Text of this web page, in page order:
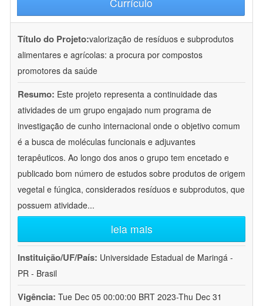
Título do Projeto:valorização de resíduos e subprodutos
alimentares e agrícolas: a procura por compostos
promotores da saúde
Resumo: Este projeto representa a continuidade das
atividades de um grupo engajado num programa de
investigação de cunho internacional onde o objetivo comum
é a busca de moléculas funcionais e adjuvantes
terapêuticos. Ao longo dos anos o grupo tem encetado e
publicado bom número de estudos sobre produtos de origem
vegetal e fúngica, considerados resíduos e subprodutos, que
possuem atividade...
leia mais
Instituição/UF/País: Universidade Estadual de Maringá -
PR - Brasil
Vigência: Tue Dec 05 00:00:00 BRT 2023-Thu Dec 31